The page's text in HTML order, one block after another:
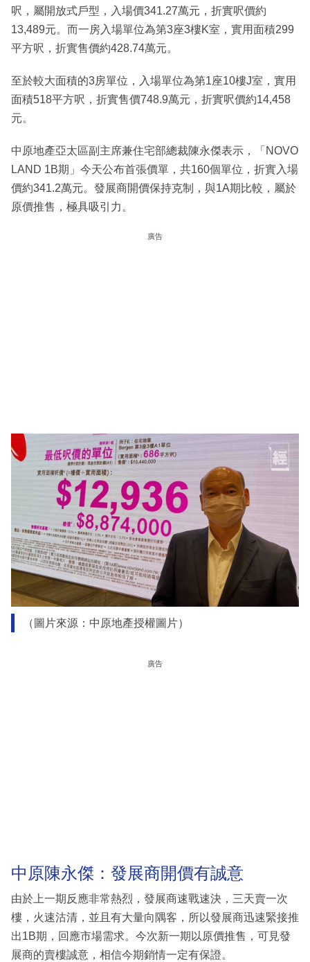
呎，屬開放式戶型，入場價341.27萬元，折實呎價約
13,489元。而一房入場單位為第3座3樓K室，實用面積299
平方呎，折實售價約428.74萬元。
至於較大面積的3房單位，入場單位為第1座10樓J室，實用
面積518平方呎，折實售價748.9萬元，折實呎價約14,458
元。
中原地產亞太區副主席兼住宅部總裁陳永傑表示，「NOVO
LAND 1B期」今天公布首張價單，共160個單位，折實入場
價約341.2萬元。發展商開價保持克制，與1A期比較，屬於
原價推售，極具吸引力。
廣告
（圖片來源：中原地產授權圖片）
廣告
中原陳永傑：發展商開價有誠意
由於上一期反應非常熱烈，發展商速戰速決，三天賣一次
樓，火速沽清，並且有大量向隅客，所以發展商迅速緊接推
出1B期，回應市場需求。今次新一期以原價推售，可見發
展商的賣樓誠意，相信今期銷情一定有保證。